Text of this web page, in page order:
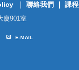
｜ 聯絡我們 課
廈901室
E-MAIL